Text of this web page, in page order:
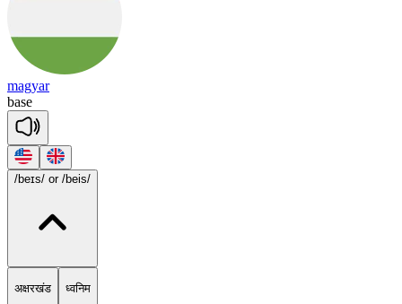
magyar
base
/beɪs/ or /beis/
अक्षरखंड ध्वनिम